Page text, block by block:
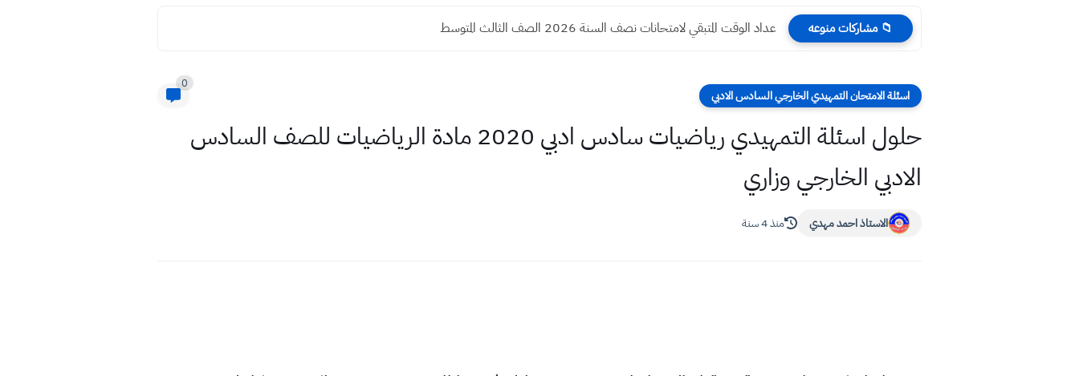
📁 مشاركات منوعه عداد الوقت المتبقي لامتحانات نصف السنة 2026 الصف الثالث المتوسط
اسئلة الامتحان التمهيدي الخارجي السادس الادبي
0
حلول اسئلة التمهيدي رياضيات سادس ادبي 2020 مادة الرياضيات للصف السادس
الادبي الخارجي وزاري
الاستاذ احمد مهدي منذ 4 سنة